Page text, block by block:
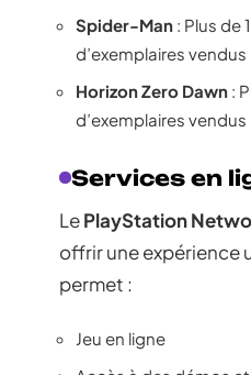
Spider-Man : Plus de
d’exemplaires vendus
Horizon Zero Dawn :
d’exemplaires vendus
Services en
LePlayStation
offrir une expérience
permet :
Jeu en ligne